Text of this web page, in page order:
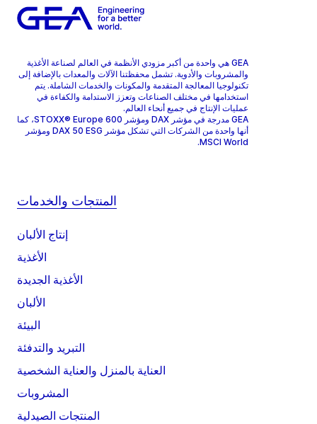
GEA هي واحدة من أكبر مزودي الأنظمة في العالم لصناعة الأغذية
والمشروبات والأدوية. تشمل محفظتنا الآلات والمعدات بالإضافة إلى
تكنولوجيا المعالجة المتقدمة والمكونات والخدمات الشاملة. يتم
استخدامها في مختلف الصناعات وتعزز الاستدامة والكفاءة في
عمليات الإنتاج في جميع أنحاء العالم.
GEA مدرجة في مؤشر DAX ومؤشر STOXX® Europe 600، كما
أنها واحدة من الشركات التي تشكل مؤشر DAX 50 ESG ومؤشر
MSCI World.
المنتجات والخدمات
إنتاج الألبان
الأغذية
الأغذية الجديدة
الألبان
البيئة
التبريد والتدفئة
العناية بالمنزل والعناية الشخصية
المشروبات
المنتجات الصيدلية